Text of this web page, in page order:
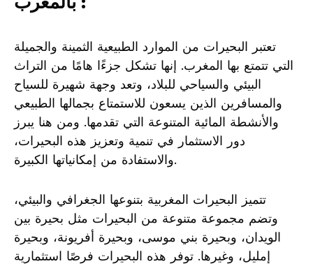
تعتبر البحيرات من الموارد الطبيعية الثمينة والجميلة
التي تتمتع بها المغرب. إنها تشكل جزءًا هامًا من التراث
البيئي والسياحي للبلاد، وتعد وجهة شهيرة للسياح
والمسافرين الذين يسعون للاستمتاع بجمالها الطبيعي
والأنشطة المائية المتنوعة التي تقدمها. ومن هنا يبرز
دور الاستثمار في تنمية وتعزيز هذه البحيرات،
والاستفادة من إمكانياتها الكبيرة.
تتميز البحيرات المغربية بتنوعها الجغرافي والبيئي،
وتضم مجموعة متنوعة من البحيرات مثل بحيرة بين
الويدان، وبحيرة بني موسى، وبحيرة أفريونة، وبحيرة
إمليل، وغيرها. توفر هذه البحيرات فرصًا استثمارية